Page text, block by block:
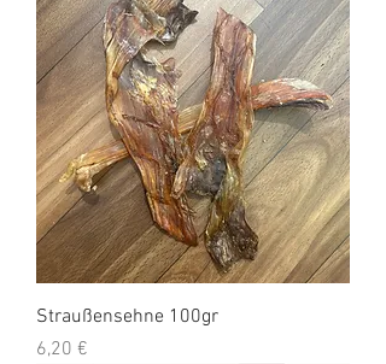
Straußensehne 100gr
Preis
6,20 €